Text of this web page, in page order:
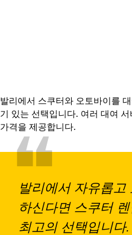
발리에서 스쿠터와 오토바이를
기 있는 선택입니다. 여러 대여
가격을 제공합니다.
❝
발리에서 자유롭
하신다면 스쿠터
최고의 선택입니다.